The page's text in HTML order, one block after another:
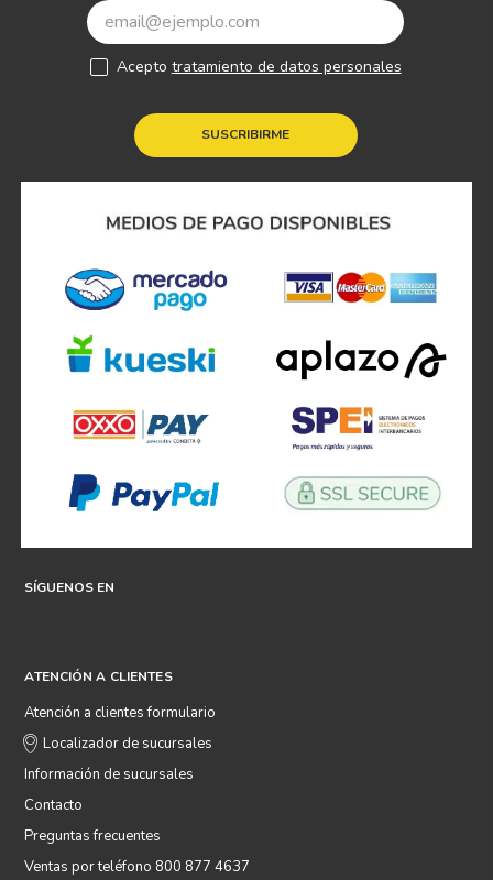
SUSCRIBIRME
Acepto tratamiento de datos personales
SÍGUENOS EN
ATENCIÓN A CLIENTES
Atención a clientes formulario
Localizador de sucursales
Información de sucursales
Contacto
Preguntas frecuentes
Ventas por teléfono 800 877 4637